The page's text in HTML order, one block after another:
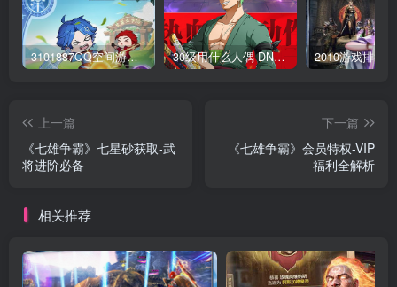
3101887QQ空间游戏专区-海量小游戏免费玩 30级用什么人偶-DNF新手升级人偶选择指南
上一篇
《七雄争霸》七星砂获取-武
将进阶必备
下一篇
《七雄争霸》会员特权-VIP
福利全解析
相关推荐